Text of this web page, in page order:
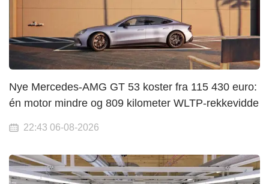
Nye Mercedes-AMG GT 53 koster fra 115 430 euro:
én motor mindre og 809 kilometer WLTP-rekkevidde
22:43 06-08-2026